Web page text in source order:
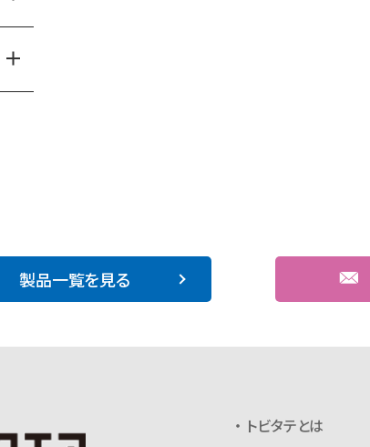
製品一覧を見る
トビタテとは